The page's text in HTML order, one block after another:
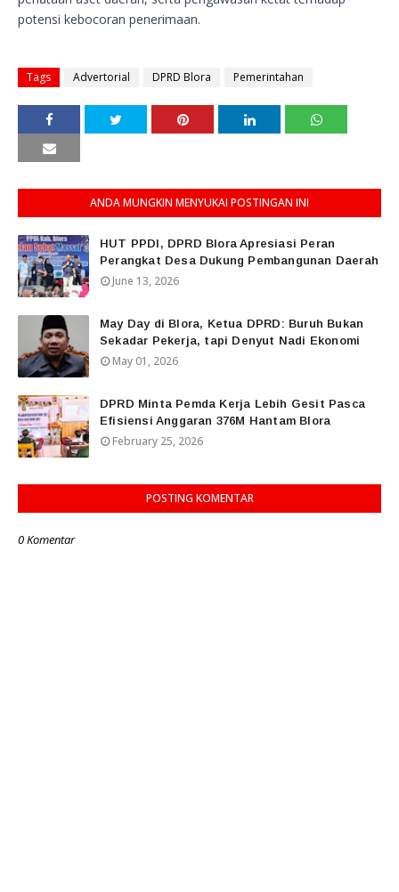
potensi kebocoran penerimaan.
Tags Advertorial DPRD Blora Pemerintahan
ANDA MUNGKIN MENYUKAI POSTINGAN INI
HUT PPDI, DPRD Blora Apresiasi Peran
Perangkat Desa Dukung Pembangunan Daerah
June 13, 2026
May Day di Blora, Ketua DPRD: Buruh Bukan
Sekadar Pekerja, tapi Denyut Nadi Ekonomi
May 01, 2026
DPRD Minta Pemda Kerja Lebih Gesit Pasca
Efisiensi Anggaran 376M Hantam Blora
February 25, 2026
POSTING KOMENTAR
0 Komentar